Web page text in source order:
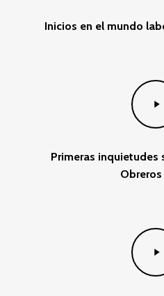
Inicios en el mundo
Play
Video
Primeras inquietudes
Obreros
Play
Video